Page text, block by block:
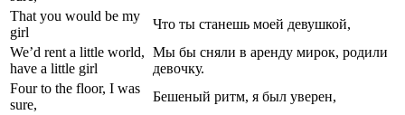
That you would be my
girl
Что ты станешь моей девушкой,
We’d rent a little world,
have a little girl
Мы бы сняли в аренду мирок, родили
девочку.
Four to the floor, I was
sure,
Бешеный ритм, я был уверен,